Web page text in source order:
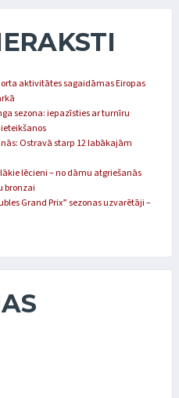
aktivitātes sagaidāmas Eiropas
sezona: iepazīsties ar turnīru
Ostravā starp 12 labākajām
lēcieni – no dāmu atgriešanās
bronzai
Grand Prix” sezonas uzvarētāji –